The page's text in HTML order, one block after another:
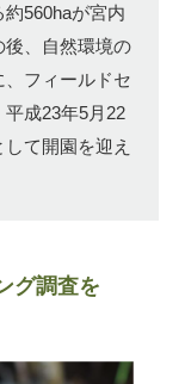
560haが宮内
、自然環境の
フィールドセ
成23年5月22
て開園を迎え
グ調査を